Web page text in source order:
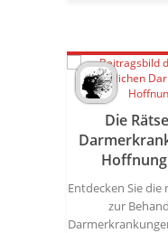
Die
Entdecken Sie
zur